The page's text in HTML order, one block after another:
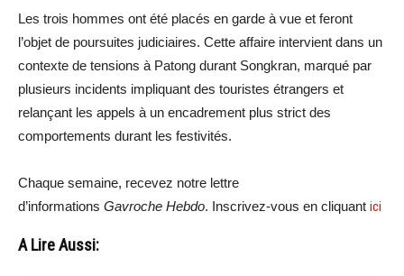
Les trois hommes ont été placés en garde à vue et feront
l’objet de poursuites judiciaires. Cette affaire intervient dans un
contexte de tensions à Patong durant Songkran, marqué par
plusieurs incidents impliquant des touristes étrangers et
relançant les appels à un encadrement plus strict des
comportements durant les festivités.
Chaque semaine, recevez notre lettre
d’informations Gavroche Hebdo. Inscrivez-vous en cliquant ici
A Lire Aussi: